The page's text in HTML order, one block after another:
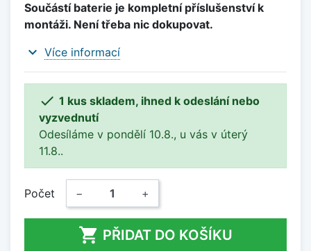
Součástí baterie je kompletní příslušenství k
montáži. Není třeba nic dokupovat.
expand_more Více informací
 1 kus skladem, ihned k odeslání nebo
vyzvednutí
Odesíláme v pondělí 10.8., u vás v úterý
11.8..
Počet − +
 PŘIDAT DO KOŠÍKU